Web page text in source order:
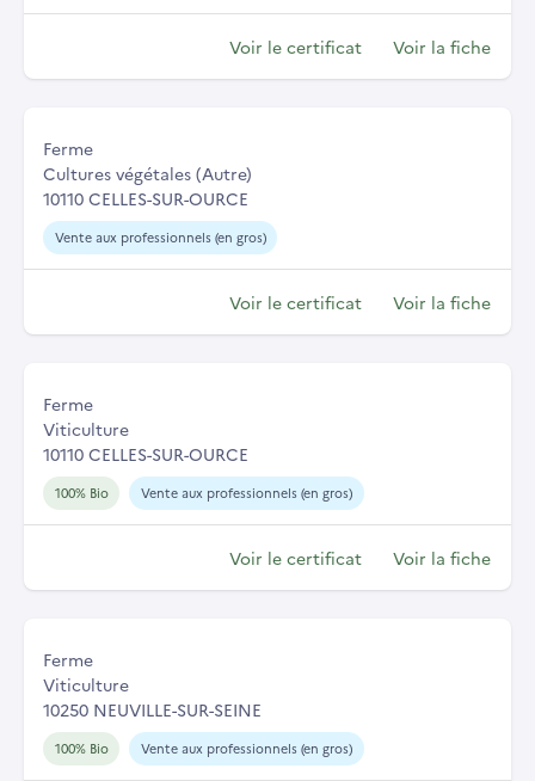
Voir le certificat Voir la fiche
Ferme
Cultures végétales (Autre)
10110 CELLES-SUR-OURCE
Vente aux professionnels (en gros)
Voir le certificat Voir la fiche
Ferme
Viticulture
10110 CELLES-SUR-OURCE
100% Bio Vente aux professionnels (en gros)
Voir le certificat Voir la fiche
Ferme
Viticulture
10250 NEUVILLE-SUR-SEINE
100% Bio Vente aux professionnels (en gros)